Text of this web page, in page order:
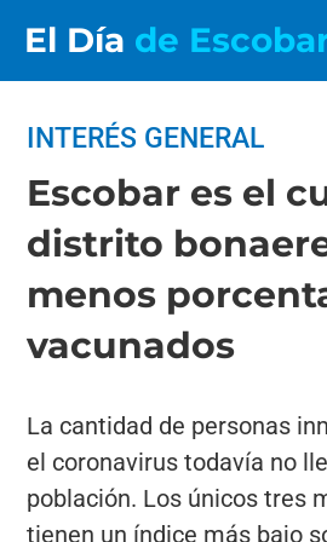
El Día de
INTERÉS GENERAL
Escobar es el
distrito
menos
vacunados
La cantidad de personas
el coronavirus todavía no
población. Los únicos tres
tienen un índice más bajo